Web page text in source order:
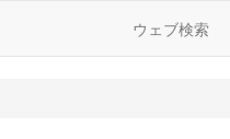
ウェブ検索